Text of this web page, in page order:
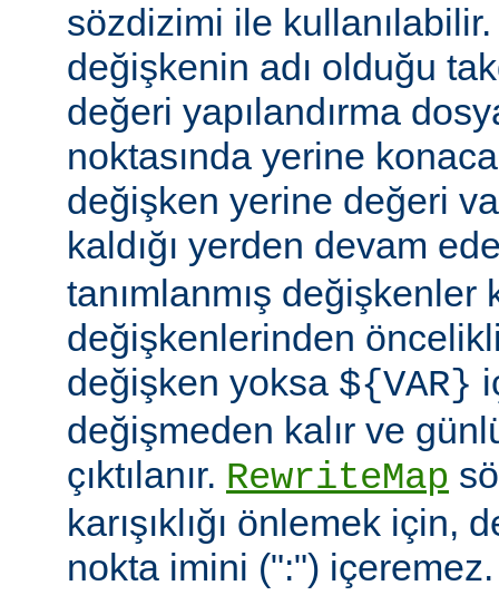
sözdizimi ile
değişkenin adı olduğu
değeri yapılandırma
noktasında yerine
değişken yerine değeri
kaldığı yerden devam
tanımlanmış değişkenler
değişkenlerinden
değişken yoksa ${VAR}
değişmeden kalır ve
çıktılanır. RewriteMap
karışıklığı önlemek için,
nokta imini (":") içeremez.